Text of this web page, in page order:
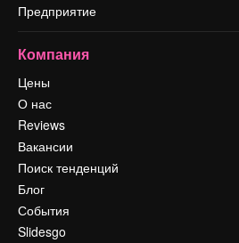
Предприятие
Компания
Цены
О нас
Reviews
Вакансии
Поиск тенденций
Блог
События
Slidesgo